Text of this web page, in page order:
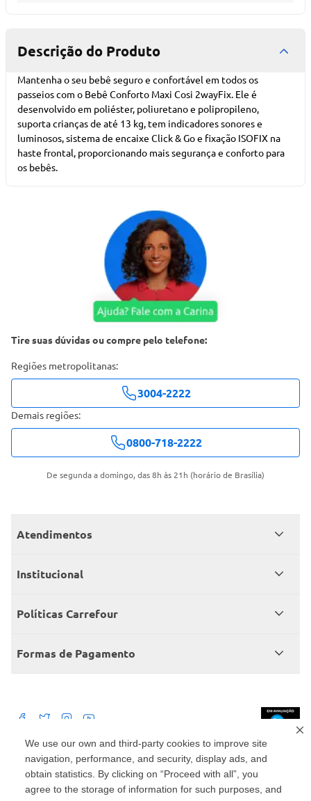
We use our own and third-party cookies to improve site
navigation, performance, and security, display ads, and
obtain statistics. By clicking on “Proceed with all”, you
agree to the storage of information for such purposes, and
Descrição do Produto
Mantenha o seu bebê seguro e confortável em todos os
passeios com o Bebê Conforto Maxi Cosi 2wayFix. Ele é
desenvolvido em poliéster, poliuretano e polipropileno,
suporta crianças de até 13 kg, tem indicadores sonores e
luminosos, sistema de encaixe Click & Go e fixação ISOFIX na
haste frontal, proporcionando mais segurança e conforto para
os bebês.
Tire suas dúvidas ou compre pelo telefone:
Regiões metropolitanas:
3004-2222
Demais regiões:
0800-718-2222
De segunda a domingo, das 8h às 21h (horário de Brasília)
Atendimentos
Meus pedidos
Consumidor.gov
Institucional
Grupo Carrefour Brasil
Produtos Carrefour
Políticas Carrefour
Políticas de entregas
Políticas de trocas e devoluções
Formas de Pagamento
Mercado: Carrefour Comércio e Indústrias Ltda Via de Acesso Norte, Km 38,
nº 420, Empresarial Gato Preto, Cajamar - SP | CEP 07789-100 | CNPJ:
45.543.915/0846-95
Drogaria: Carrefour Comercio e Industria Ltda: Avenida das Nações Unidas,
15187, Loja 104/105/106 Bloco A Setor 1 - Vila Gertrudes, São Paulo, SP |